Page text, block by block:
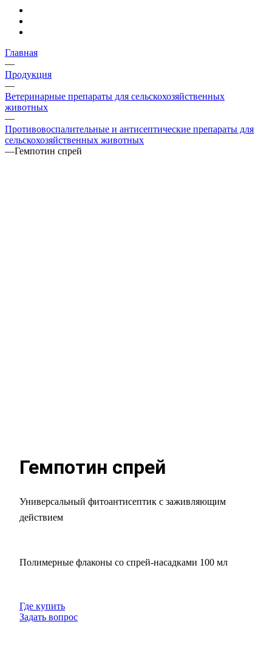
Главная
—
Продукция
—
Ветеринарные препараты для сельскохозяйственных
животных
—
Противовоспалительные и антисептические препараты для
сельскохозяйственных животных
—Гемпотин спрей
Гемпотин спрей
Универсальный фитоантисептик с заживляющим
действием
Полимерные флаконы со спрей-насадками 100 мл
Где купить
Задать вопрос